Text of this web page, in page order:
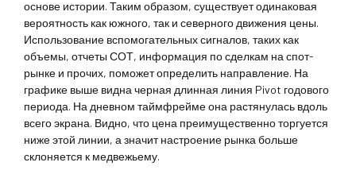
основе истории. Таким образом, существует одинаковая
вероятность как южного, так и северного движения цены.
Использование вспомогательных сигналов, таких как
объемы, отчеты СОТ, информация по сделкам на спот-
рынке и прочих, поможет определить направление. На
графике выше видна черная длинная линия Pivot годового
периода. На дневном таймфрейме она растянулась вдоль
всего экрана. Видно, что цена преимущественно торгуется
ниже этой линии, а значит настроение рынка больше
склоняется к медвежьему.